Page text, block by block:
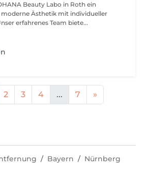
Beauty Labo in Roth ein
Ästhetik mit individueller
erfahrenes Team biete...
2 3 4 ... 7 »
Bayern Nürnberg